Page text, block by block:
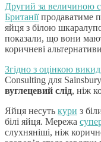
Другий за величиною
Британіїпродаватиме
яйця з білою
показали, що вони
коричневі
Згідно з оцінкою
Consulting для
вуглецевий слід, ніж
Яйця несуть кури з
білі яйця. Мережа
слухняніші, ніж